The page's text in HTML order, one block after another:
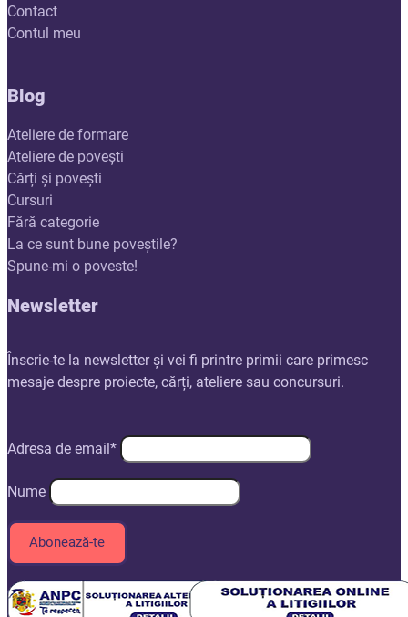
Contact
Contul meu
Blog
Ateliere de formare
Ateliere de povești
Cărți și povești
Cursuri
Fără categorie
La ce sunt bune poveștile?
Spune-mi o poveste!
Newsletter
Înscrie-te la newsletter și vei fi printre primii care primesc
mesaje despre proiecte, cărți, ateliere sau concursuri.
Adresa de email*
Nume